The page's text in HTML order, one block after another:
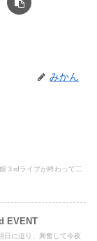
みかん
３rdライブが終わって二
EVENT
日に迫り、興奮して今夜